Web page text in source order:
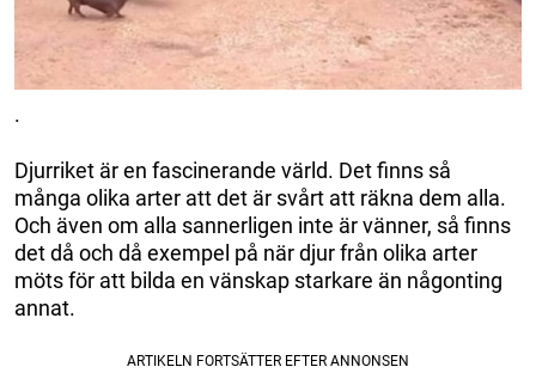
.
Djurriket är en fascinerande värld. Det finns så
många olika arter att det är svårt att räkna dem alla.
Och även om alla sannerligen inte är vänner, så finns
det då och då exempel på när djur från olika arter
möts för att bilda en vänskap starkare än någonting
annat.